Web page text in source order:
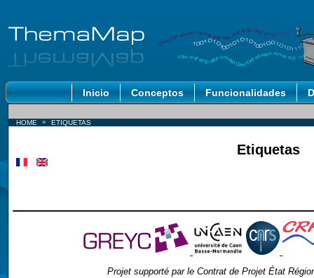
Inicio Conceptos Funcionalidades
HOME » ETIQUETAS
Etiquetas
Projet supporté par le Contrat de Projet État